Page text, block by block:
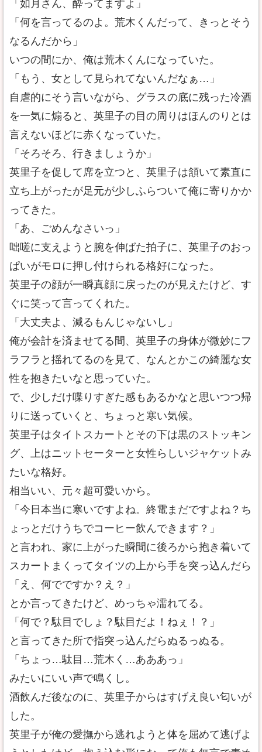
「如月さん、酔ってますよ」
「何を言ってるのよ。荒木くんだって、きっとそう
なるんだから」
いつの間にか、俺は荒木くんになっていた。
「もう、女として見られてないんだなぁ…」
自虐的にそう言いながら、グラスの底に残った冷酒
を一気に煽ると、英里子の目の周りはほんのりとは
言えないほどに赤くなっていた。
「そろそろ、行きましょうか」
英里子を促して席を立つと、英里子は頷いて素直に
立ち上がったが足元が少しふらついて俺に寄りかか
ってきた。
「あ、ごめんなさいっ」
咄嗟に支えようと腕を伸ばた拍子に、英里子のおっ
ぱいがモロに押し付けられる格好になった。
英里子の顔が一瞬真顔に戻ったのが見えたけど、す
ぐに笑って言ってくれた。
「大丈夫よ、減るもんじゃないし」
俺が会計を済ませてる間、英里子の身体が微妙にフ
ラフラと揺れてるのを見て、なんとかこの綺麗な女
性を抱きたいなと思っていた。
で、少しだけ喋りすぎた感もあるかなと思いつつ帰
りに送っていくと、ちょっと寒い気候。
英里子はタイトスカートとその下は黒のストッキン
グ、上はニットセーターと女性らしいジャケットみ
たいな格好。
相当いい、元々超可愛いから。
「今日本当に寒いですよね。終電まだですよね？ち
ょっとだけうちでコーヒー飲んできます？」
と言われ、家に上がった瞬間に後ろから抱き着いて
スカートまくってタイツの上から手を突っ込んだら
「え、何でですか？え？」
とか言ってきたけど、めっちゃ濡れてる。
「何で？駄目でしょ？駄目だよ！ねぇ！？」
と言ってきた所で指突っ込んだらぬるっぬる。
「ちょっ…駄目…荒木く…あああっ」
みたいにいい声で鳴くし。
酒飲んだ後なのに、英里子からはすげえ良い匂いが
した。
英里子が俺の愛撫から逃れようと体を屈めて逃げよ